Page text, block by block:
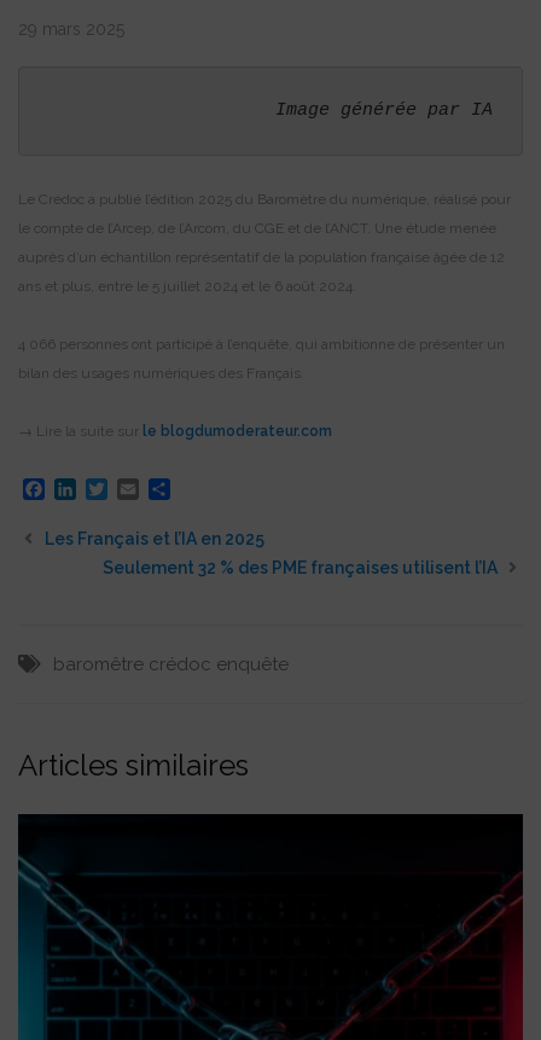
29 mars 2025
Image générée par IA
Le Crédoc a publié l’édition 2025 du Baromètre du numérique, réalisé pour
le compte de l’Arcep, de l’Arcom, du CGE et de l’ANCT. Une étude menée
auprès d’un échantillon représentatif de la population française âgée de 12
ans et plus, entre le 5 juillet 2024 et le 6 août 2024.
4 066 personnes ont participé à l’enquête, qui ambitionne de présenter un
bilan des usages numériques des Français.
→ Lire la suite sur le blogdumoderateur.com
Facebook
LinkedInTwitter
Email
Les Français et l’IA en 2025
Seulement 32 % des PME françaises utilisent l’IA
baromêtre crédoc enquête
Articles similaires